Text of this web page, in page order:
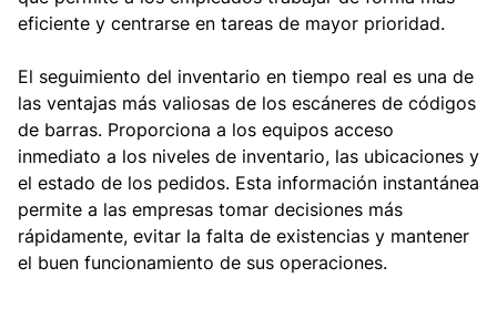
eficiente y centrarse en tareas de mayor prioridad.
El seguimiento del inventario en tiempo real es una de
las ventajas más valiosas de los escáneres de códigos
de barras. Proporciona a los equipos acceso
inmediato a los niveles de inventario, las ubicaciones y
el estado de los pedidos. Esta información instantánea
permite a las empresas tomar decisiones más
rápidamente, evitar la falta de existencias y mantener
el buen funcionamiento de sus operaciones.